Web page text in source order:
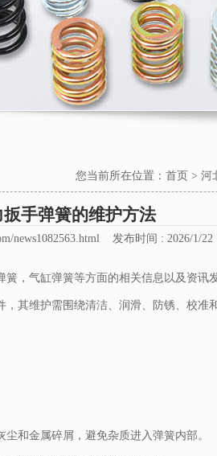
您当前所在位置： 首页 > 河
手弹簧的维护方法
news1082563.html 发布时间 : 2026/1/22
簧，气缸弹簧等方面的相关信息以及资讯
，其维护需围绕清洁、润滑、防锈、校准
和金属碎屑，避免杂质进入弹簧内部。